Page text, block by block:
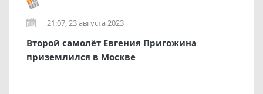
21:07, 23 августа 2023
Второй самолёт Евгения Пригожина
приземлился в Москве